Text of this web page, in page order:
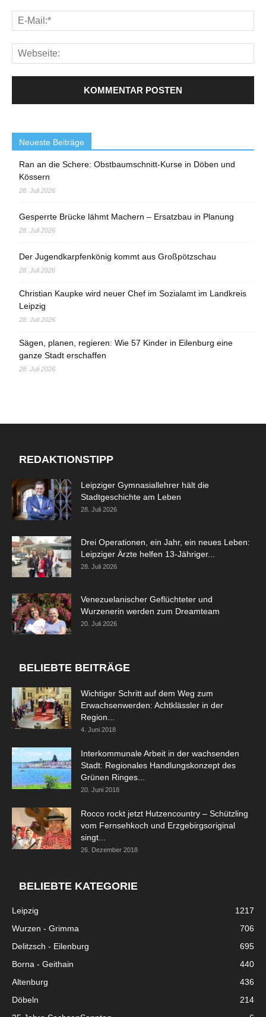
Neueste Beiträge
Ran an die Schere: Obstbaumschnitt-Kurse in Döben und
Kössern
28. Juli 2026
Gesperrte Brücke lähmt Machern – Ersatzbau in Planung
28. Juli 2026
Der Jugendkarpfenkönig kommt aus Großpötzschau
28. Juli 2026
Christian Kaupke wird neuer Chef im Sozialamt im Landkreis
Leipzig
28. Juli 2026
Sägen, planen, regieren: Wie 57 Kinder in Eilenburg eine
ganze Stadt erschaffen
28. Juli 2026
REDAKTIONSTIPP
Leipziger Gymnasiallehrer hält die
Stadtgeschichte am Leben
28. Juli 2026
Drei Operationen, ein Jahr, ein neues Leben:
Leipziger Ärzte helfen 13-Jähriger...
28. Juli 2026
Venezuelanischer Geflüchteter und
Wurzenerin werden zum Dreamteam
20. Juli 2026
BELIEBTE BEITRÄGE
Wichtiger Schritt auf dem Weg zum
Erwachsenwerden: Achtklässler in der
Region...
4. Juni 2018
Interkommunale Arbeit in der wachsenden
Stadt: Regionales Handlungskonzept des
Grünen Ringes...
20. Juni 2018
Rocco rockt jetzt Hutzencountry – Schützling
vom Fernsehkoch und Erzgebirgsoriginal
singt...
26. Dezember 2018
BELIEBTE KATEGORIE
Leipzig
1217
Wurzen - Grimma
706
Delitzsch - Eilenburg
695
Borna - Geithain
440
Altenburg
436
Döbeln
214